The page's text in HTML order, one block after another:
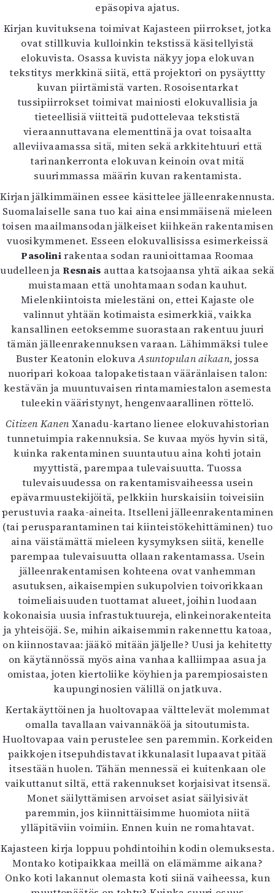
epäsopiva ajatus.
Kirjan kuvituksena toimivat Kajasteen piirrokset, jotka
ovat stillkuvia kulloinkin tekstissä käsitellyistä
elokuvista. Osassa kuvista näkyy jopa elokuvan
tekstitys merkkinä siitä, että projektori on pysäyttty
kuvan piirtämistä varten. Rosoisentarkat
tussipiirrokset toimivat mainiosti elokuvallisia ja
tieteellisiä viitteitä pudottelevaa tekstistä
vieraannuttavana elementtinä ja ovat toisaalta
alleviivaamassa sitä, miten sekä arkkitehtuuri että
tarinankerronta elokuvan keinoin ovat mitä
suurimmassa määrin kuvan rakentamista.
Kirjan jälkimmäinen essee käsittelee jälleenrakennusta.
Suomalaiselle sana tuo kai aina ensimmäisenä mieleen
toisen maailmansodan jälkeiset kiihkeän rakentamisen
vuosikymmenet. Esseen elokuvallisissa esimerkeissä
Pasolinirakentaa sodan raunioittamaa Roomaa
uudelleen jaResnais auttaa katsojaansa yhtä aikaa sekä
muistamaan että unohtamaan sodan kauhut.
Mielenkiintoista mielestäni on, ettei Kajaste ole
valinnut yhtään kotimaista esimerkkiä, vaikka
kansallinen eetoksemme suorastaan rakentuu juuri
tämän jälleenrakennuksen varaan. Lähimmäksi tulee
Buster Keatonin elokuvaAsuntopulan aikaan, jossa
nuoripari kokoaa talopaketistaan vääränlaisen talon:
kestävän ja muuntuvaisen rintamamiestalon asemesta
tuleekin vääristynyt, hengenvaarallinen röttelö.
Citizen Kanen Xanadu-kartano lienee elokuvahistorian
tunnetuimpia rakennuksia. Se kuvaa myös hyvin sitä,
kuinka rakentaminen suuntautuu aina kohti jotain
myyttistä, parempaa tulevaisuutta. Tuossa
tulevaisuudessa on rakentamisvaiheessa usein
epävarmuustekijöitä, pelkkiin hurskaisiin toiveisiin
perustuvia raaka-aineita. Itselleni jälleenrakentaminen
(tai perusparantaminen tai kiinteistökehittäminen) tuo
aina väistämättä mieleen kysymyksen siitä, kenelle
parempaa tulevaisuutta ollaan rakentamassa. Usein
jälleenrakentamisen kohteena ovat vanhemman
asutuksen, aikaisempien sukupolvien toivorikkaan
toimeliaisuuden tuottamat alueet, joihin luodaan
kokonaisia uusia infrastuktuureja, elinkeinorakenteita
ja yhteisöjä. Se, mihin aikaisemmin rakennettu katoaa,
on kiinnostavaa: jääkö mitään jäljelle? Uusi ja kehitetty
on käytännössä myös aina vanhaa kalliimpaa asua ja
omistaa, joten kiertoliike köyhien ja parempiosaisten
kaupunginosien välillä on jatkuva.
Kertakäyttöinen ja huoltovapaa välttelevät molemmat
omalla tavallaan vaivannäköä ja sitoutumista.
Huoltovapaa vain perustelee sen paremmin. Korkeiden
paikkojen itsepuhdistavat ikkunalasit lupaavat pitää
itsestään huolen. Tähän mennessä ei kuitenkaan ole
vaikuttanut siltä, että rakennukset korjaisivat itsensä.
Monet säilyttämisen arvoiset asiat säilyisivät
paremmin, jos kiinnittäisimme huomiota niitä
ylläpitäviin voimiin. Ennen kuin ne romahtavat.
Kajasteen kirja loppuu pohdintoihin kodin olemuksesta.
Montako kotipaikkaa meillä on elämämme aikana?
Onko koti lakannut olemasta koti siinä vaiheessa, kun